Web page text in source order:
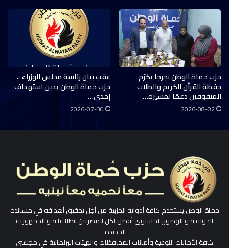
حزب حماة الوطن بجرجا يكرّم
حفظة القرآن الكريم والطلاب
المتفوقين دعمًا لمسيرة…
2026-08-02
عقب بيان رئاسة مجلس الوزراء ..
حزب حماة الوطن يدين استهداف
إحدى…
2026-07-30
حماة الوطن يستخدم كافة أدواته الحزبية من أجل تحقيق أهدافه في مساندة
الدولة نحو الوصول لمستوى أفضل لكل المصريين انطلاقا نحو الجمهورية
الجديدة.
كافة الأمانات النوعية وأمانات المحافظات والهيئات البرلمانية في مجلسي